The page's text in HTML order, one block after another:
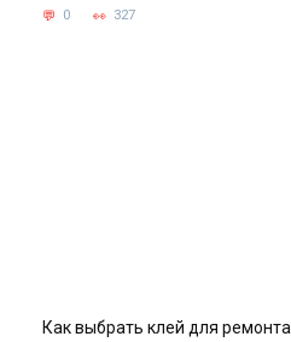
0 327
Как выбрать клей для